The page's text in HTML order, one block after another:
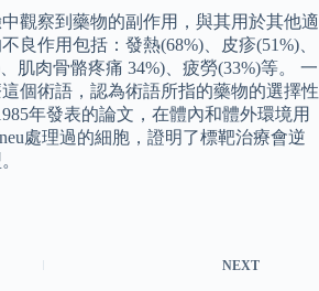
觀察到藥物的副作用，與其用於其他適
良作用包括：發熱(68%)、皮疹(51%)、
肌肉骨骼疼痛 34%)、疲勞(33%)等。 一
個術語，認為術語所指的藥物的選擇性
年發表的論文，在體內和體外環境用
處理過的細胞，證明了標靶治療會逆
NEXT